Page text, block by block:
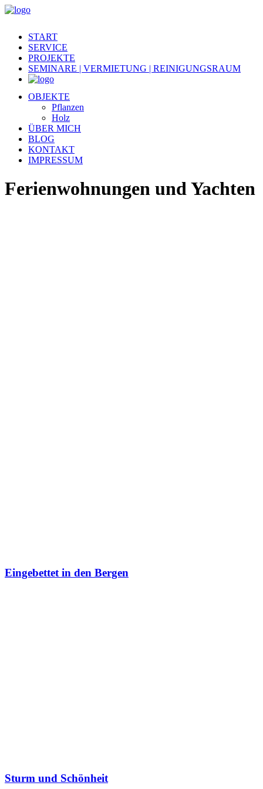
START
SERVICE
PROJEKTE
SEMINARE | VERMIETUNG | REINIGUNGSRAUM
OBJEKTE
Pflanzen
Holz
ÜBER MICH
BLOG
KONTAKT
IMPRESSUM
Ferienwohnungen und Yachten
Eingebettet in den Bergen
Sturm und Schönheit